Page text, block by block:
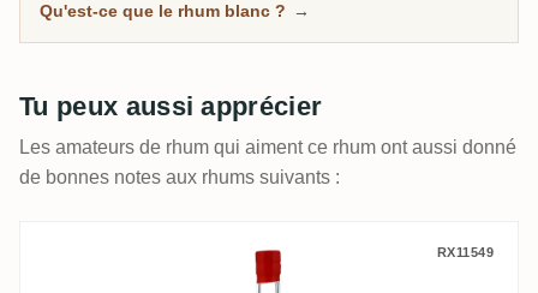
Qu'est-ce que le rhum blanc ? →
Tu peux aussi apprécier
Les amateurs de rhum qui aiment ce rhum ont aussi donné
de bonnes notes aux rhums suivants :
Habitation Velier Foursquare LFT White
RX11549